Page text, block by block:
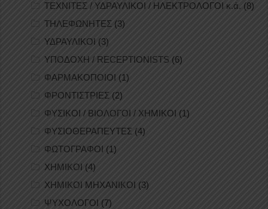
ΤΕΧΝΙΤΕΣ / ΥΔΡΑΥΛΙΚΟΙ / ΗΛΕΚΤΡΟΛΟΓΟΙ κ.ά. (8)
ΤΗΛΕΦΩΝΗΤΕΣ (3)
ΥΔΡΑΥΛΙΚΟΙ (3)
ΥΠΟΔΟΧΗ / RECEPTIONISTS (6)
ΦΑΡΜΑΚΟΠΟΙΟΙ (1)
ΦΡΟΝΤΙΣΤΡΙΕΣ (2)
ΦΥΣΙΚΟΙ / ΒΙΟΛΟΓΟΙ / ΧΗΜΙΚΟΙ (1)
ΦΥΣΙΟΘΕΡΑΠΕΥΤΕΣ (4)
ΦΩΤΟΓΡΑΦΟΙ (1)
ΧΗΜΙΚΟΙ (4)
ΧΗΜΙΚΟΙ ΜΗΧΑΝΙΚΟΙ (3)
ΨΥΧΟΛΟΓΟΙ (7)